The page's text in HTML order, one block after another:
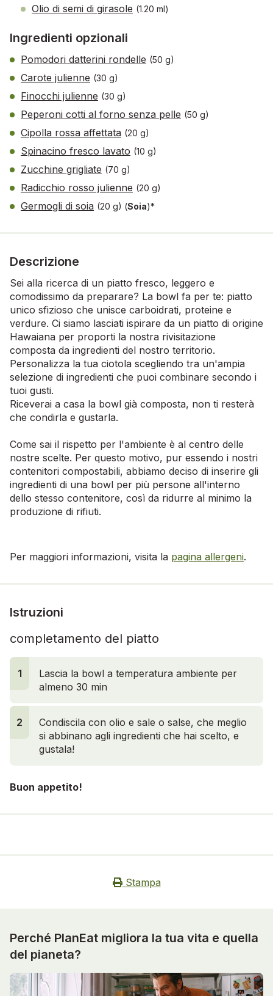
Olio di semi di girasole (1.20 ml)
Ingredienti opzionali
Pomodori datterini rondelle (50 g)
Carote julienne (30 g)
Finocchi julienne (30 g)
Peperoni cotti al forno senza pelle (50 g)
Cipolla rossa affettata (20 g)
Spinacino fresco lavato (10 g)
Zucchine grigliate (70 g)
Radicchio rosso julienne (20 g)
Germogli di soia (20 g) (Soia)*
Descrizione
Sei alla ricerca di un piatto fresco, leggero e
comodissimo da preparare? La bowl fa per te: piatto
unico sfizioso che unisce carboidrati, proteine e
verdure. Ci siamo lasciati ispirare da un piatto di origine
Hawaiana per proporti la nostra rivisitazione
composta da ingredienti del nostro territorio.
Personalizza la tua ciotola scegliendo tra un'ampia
selezione di ingredienti che puoi combinare secondo i
tuoi gusti.
Riceverai a casa la bowl già composta, non ti resterà
che condirla e gustarla.
Come sai il rispetto per l'ambiente è al centro delle
nostre scelte. Per questo motivo, pur essendo i nostri
contenitori compostabili, abbiamo deciso di inserire gli
ingredienti di una bowl per più persone all'interno
dello stesso contenitore, così da ridurre al minimo la
produzione di rifiuti.
Per maggiori informazioni, visita la pagina allergeni.
Istruzioni
completamento del piatto
1
Lascia la bowl a temperatura ambiente per
almeno 30 min
2
Condiscila con olio e sale o salse, che meglio
si abbinano agli ingredienti che hai scelto, e
gustala!
Buon appetito!
Stampa
Perché PlanEat migliora la tua vita e quella
del pianeta?